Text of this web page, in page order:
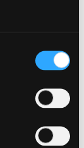
1